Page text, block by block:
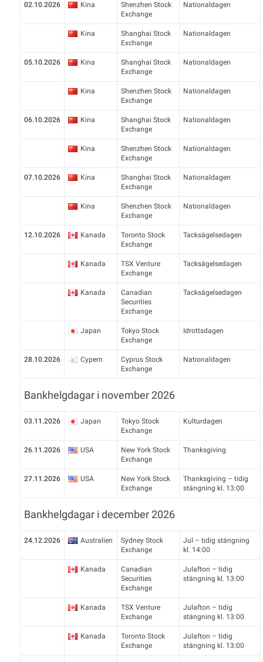
02.10.2026 Kina
Shenzhen Stock
Exchange
Nationaldagen
Kina
Shanghai Stock
Exchange
Nationaldagen
05.10.2026 Kina
Shanghai Stock
Exchange
Nationaldagen
Kina
Shenzhen Stock
Exchange
Nationaldagen
06.10.2026 Kina
Shanghai Stock
Exchange
Nationaldagen
Kina
Shenzhen Stock
Exchange
Nationaldagen
07.10.2026 Kina
Shanghai Stock
Exchange
Nationaldagen
Kina
Shenzhen Stock
Exchange
Nationaldagen
12.10.2026 Kanada
Toronto Stock
Exchange
Tacksägelsedagen
Kanada
TSX Venture
Exchange
Tacksägelsedagen
Kanada
Canadian
Securities
Exchange
Tacksägelsedagen
Japan
Tokyo Stock
Exchange
Idrottsdagen
28.10.2026 Cypern
Cyprus Stock
Exchange
Nationaldagen
Bankhelgdagar i november 2026
03.11.2026 Japan
Tokyo Stock
Exchange
Kulturdagen
26.11.2026 USA
New York Stock
Exchange
Thanksgiving
27.11.2026 USA
New York Stock
Exchange
Thanksgiving – tidig
stängning kl. 13:00
Bankhelgdagar i december 2026
24.12.2026 Australien
Sydney Stock
Exchange
Jul – tidig stängning
kl. 14:00
Kanada
Canadian
Securities
Exchange
Julafton – tidig
stängning kl. 13:00
Kanada
TSX Venture
Exchange
Julafton – tidig
stängning kl. 13:00
Kanada
Toronto Stock
Exchange
Julafton – tidig
stängning kl. 13:00